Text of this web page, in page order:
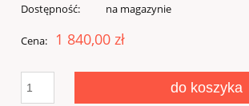
Dostępność: na magazynie
Cena: 1 840,00 zł
do koszyka